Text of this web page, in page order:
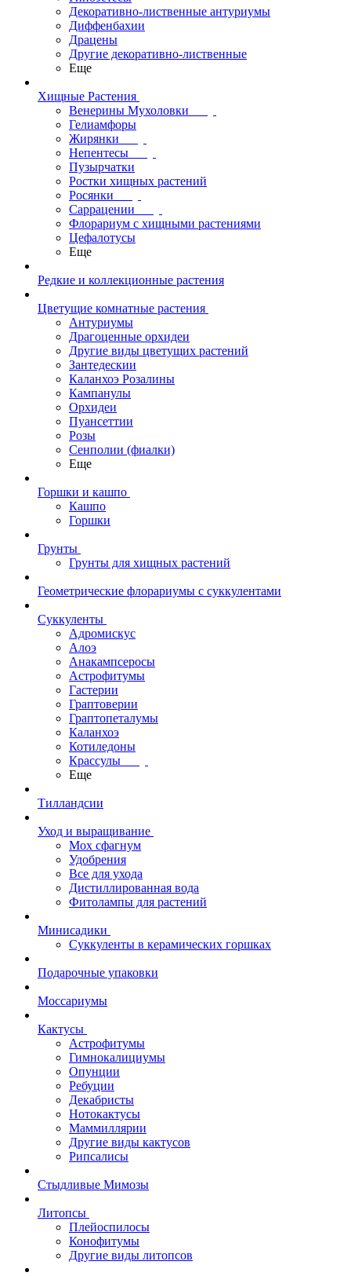
Декоративно-лиственные антуриумы
Диффенбахии
Драцены
Другие декоративно-лиственные
Еще
Хищные Растения
Венерины Мухоловки
Гелиамфоры
Жирянки
Непентесы
Пузырчатки
Ростки хищных растений
Росянки
Саррацении
Флорариум с хищными растениями
Цефалотусы
Еще
Редкие и коллекционные растения
Цветущие комнатные растения
Антуриумы
Драгоценные орхидеи
Другие виды цветущих растений
Зантедескии
Каланхоэ Розалины
Кампанулы
Орхидеи
Пуансеттии
Розы
Сенполии (фиалки)
Еще
Горшки и кашпо
Кашпо
Горшки
Грунты
Грунты для хищных растений
Геометрические флорариумы с суккулентами
Суккуленты
Адромискус
Алоэ
Анакампсеросы
Астрофитумы
Гастерии
Граптоверии
Граптопеталумы
Каланхоэ
Котиледоны
Крассулы
Еще
Тилландсии
Уход и выращивание
Мох сфагнум
Удобрения
Все для ухода
Дистиллированная вода
Фитолампы для растений
Минисадики
Суккуленты в керамических горшках
Подарочные упаковки
Моссариумы
Кактусы
Астрофитумы
Гимнокалициумы
Опунции
Ребуции
Декабристы
Нотокактусы
Маммиллярии
Другие виды кактусов
Рипсалисы
Стыдливые Мимозы
Литопсы
Плейоспилосы
Конофитумы
Другие виды литопсов